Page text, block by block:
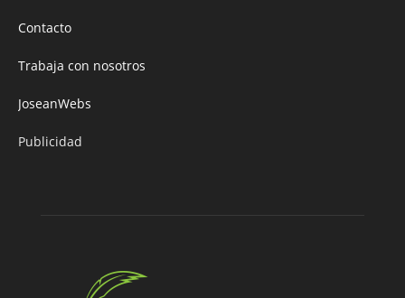
Contacto
Trabaja con nosotros
JoseanWebs
Publicidad